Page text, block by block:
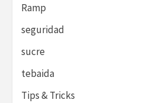
Ramp
seguridad
sucre
tebaida
Tips & Tricks